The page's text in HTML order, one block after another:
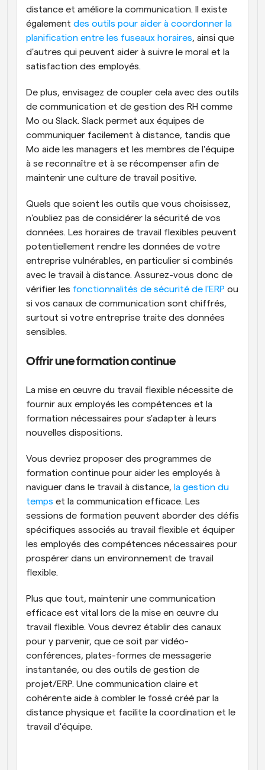
distance et améliore la communication. Il existe
également des outils pour aider à coordonner la
planification entre les fuseaux horaires, ainsi que
d'autres qui peuvent aider à suivre le moral et la
satisfaction des employés.
De plus, envisagez de coupler cela avec des outils
de communication et de gestion des RH comme
Mo ou Slack. Slack permet aux équipes de
communiquer facilement à distance, tandis que
Mo aide les managers et les membres de l'équipe
à se reconnaître et à se récompenser afin de
maintenir une culture de travail positive.
Quels que soient les outils que vous choisissez,
n'oubliez pas de considérer la sécurité de vos
données. Les horaires de travail flexibles peuvent
potentiellement rendre les données de votre
entreprise vulnérables, en particulier si combinés
avec le travail à distance. Assurez-vous donc de
vérifier les fonctionnalités de sécurité de l'ERP ou
si vos canaux de communication sont chiffrés,
surtout si votre entreprise traite des données
sensibles.
Offrir une formation continue
La mise en œuvre du travail flexible nécessite de
fournir aux employés les compétences et la
formation nécessaires pour s'adapter à leurs
nouvelles dispositions.
Vous devriez proposer des programmes de
formation continue pour aider les employés à
naviguer dans le travail à distance, la gestion du
temps et la communication efficace. Les
sessions de formation peuvent aborder des défis
spécifiques associés au travail flexible et équiper
les employés des compétences nécessaires pour
prospérer dans un environnement de travail
flexible.
Plus que tout, maintenir une communication
efficace est vital lors de la mise en œuvre du
travail flexible. Vous devrez établir des canaux
pour y parvenir, que ce soit par vidéo-
conférences, plates-formes de messagerie
instantanée, ou des outils de gestion de
projet/ERP. Une communication claire et
cohérente aide à combler le fossé créé par la
distance physique et facilite la coordination et le
travail d'équipe.